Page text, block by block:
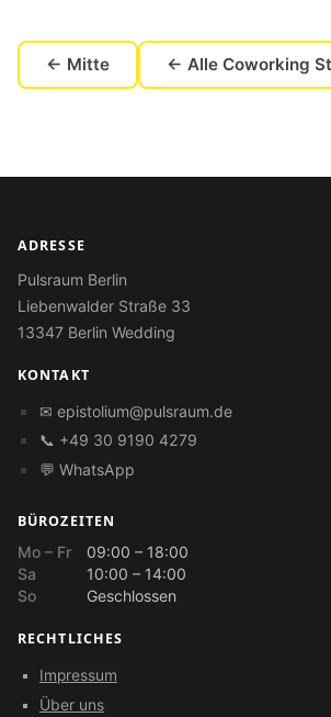
← Mitte ← Alle Coworking
ADRESSE
Pulsraum Berlin
Liebenwalder Straße 33
13347 Berlin Wedding
KONTAKT
✉ epistolium@pulsraum.de
📞 +49 30 9190 4279
💬 WhatsApp
BÜROZEITEN
Mo – Fr
09:00 – 18:00
Sa
10:00 – 14:00
So
Geschlossen
RECHTLICHES
Impressum
Über uns